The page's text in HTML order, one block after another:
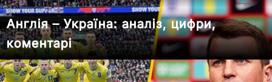
Англія – Україна: аналіз, цифри,
коментарі